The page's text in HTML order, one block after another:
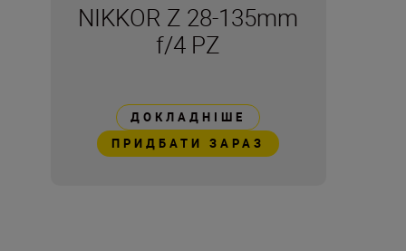
NIKKOR Z 28-135mm
f/4 PZ
ДОКЛАДНІШЕ
ПРИДБАТИ ЗАРАЗ